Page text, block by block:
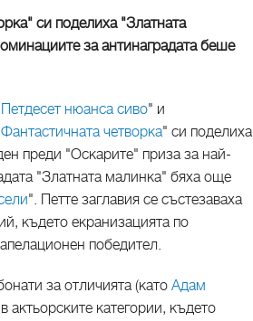
си поделиха "Златната
за антинаградата беше
Петдесет нюанса сиво" и
Фантастичната четворка" си поделиха
преди "Оскарите" приза за най-
"Златната малинка" бяха още
". Петте заглавия се състезаваха
където екранизацията по
победител.
за отличията (като Адам
актьорските категории, където